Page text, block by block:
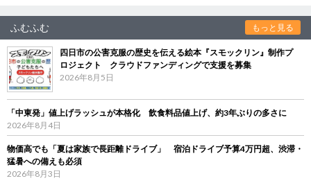
ふむふむ もっと見る
四日市の公害克服の歴史を伝える絵本『スモックリン』制作プ
ロジェクト クラウドファンディングで支援を募集
2026年8月5日
「中東発」値上げラッシュが本格化 飲食料品値上げ、約3年ぶりの多さに
2026年8月4日
物価高でも「夏は家族で長距離ドライブ」 宿泊ドライブ予算4万円超、渋滞・
猛暑への備えも必須
2026年8月3日